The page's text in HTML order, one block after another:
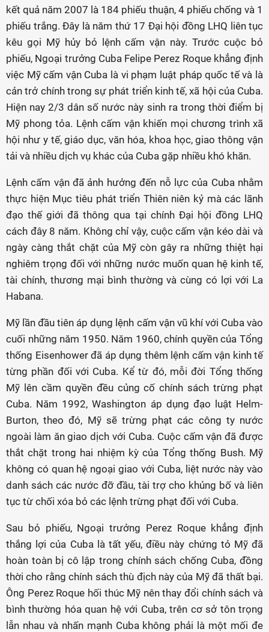
kết quả năm 2007 là 184 phiếu thuận, 4 phiếu chống và 1
phiếu trắng. Đây là năm thứ 17 Đại hội đồng LHQ liên tục
kêu gọi Mỹ hủy bỏ lệnh cấm vận này. Trước cuộc bỏ
phiếu, Ngoại trưởng Cuba Felipe Perez Roque khẳng định
việc Mỹ cấm vận Cuba là vi phạm luật pháp quốc tế và là
cản trở chính trong sự phát triển kinh tế, xã hội của Cuba.
Hiện nay 2/3 dân số nước này sinh ra trong thời điểm bị
Mỹ phong tỏa. Lệnh cấm vận khiến mọi chương trình xã
hội như y tế, giáo dục, văn hóa, khoa học, giao thông vận
tải và nhiều dịch vụ khác của Cuba gặp nhiều khó khăn.
Lệnh cấm vận đã ảnh hưởng đến nỗ lực của Cuba nhằm
thực hiện Mục tiêu phát triển Thiên niên kỷ mà các lãnh
đạo thế giới đã thông qua tại chính Đại hội đồng LHQ
cách đây 8 năm. Không chỉ vậy, cuộc cấm vận kéo dài và
ngày càng thắt chặt của Mỹ còn gây ra những thiệt hại
nghiêm trọng đối với những nước muốn quan hệ kinh tế,
tài chính, thương mại bình thường và cùng có lợi với La
Habana.
Mỹ lần đầu tiên áp dụng lệnh cấm vận vũ khí với Cuba vào
cuối những năm 1950. Năm 1960, chính quyền của Tổng
thống Eisenhower đã áp dụng thêm lệnh cấm vận kinh tế
từng phần đối với Cuba. Kể từ đó, mỗi đời Tổng thống
Mỹ lên cầm quyền đều củng cố chính sách trừng phạt
Cuba. Năm 1992, Washington áp dụng đạo luật Helm-
Burton, theo đó, Mỹ sẽ trừng phạt các công ty nước
ngoài làm ăn giao dịch với Cuba. Cuộc cấm vận đã được
thắt chặt trong hai nhiệm kỳ của Tổng thống Bush. Mỹ
không có quan hệ ngoại giao với Cuba, liệt nước này vào
danh sách các nước đỡ đầu, tài trợ cho khủng bố và liên
tục từ chối xóa bỏ các lệnh trừng phạt đối với Cuba.
Sau bỏ phiếu, Ngoại trưởng Perez Roque khẳng định
thắng lợi của Cuba là tất yếu, điều này chứng tỏ Mỹ đã
hoàn toàn bị cô lập trong chính sách chống Cuba, đồng
thời cho rằng chính sách thù địch này của Mỹ đã thất bại.
Ông Perez Roque hối thúc Mỹ nên thay đổi chính sách và
bình thường hóa quan hệ với Cuba, trên cơ sở tôn trọng
lẫn nhau và nhấn mạnh Cuba không phải là một mối đe